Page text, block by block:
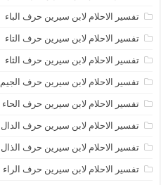
تفسير الاحلام لابن سيرين حرف الباء
تفسير الاحلام لابن سيرين حرف التاء
تفسير الاحلام لابن سيرين حرف الثاء
تفسير الاحلام لابن سيرين حرف الجيم
تفسير الاحلام لابن سيرين حرف الحاء
تفسير الاحلام لابن سيرين حرف الدال
تفسير الاحلام لابن سيرين حرف الذال
تفسير الاحلام لابن سيرين حرف الراء